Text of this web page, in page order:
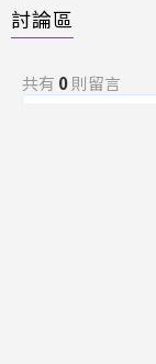
討論區
共有 0則留言